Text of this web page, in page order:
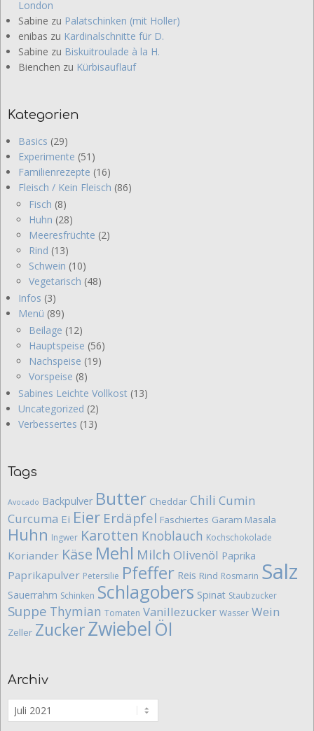
London
Sabine zu Palatschinken (mit Holler)
enibas zu Kardinalschnitte für D.
Sabine zu Biskuitroulade à la H.
Bienchen zu Kürbisauflauf
Kategorien
Basics (29)
Experimente (51)
Familienrezepte (16)
Fleisch / Kein Fleisch (86)
Fisch (8)
Huhn (28)
Meeresfrüchte (2)
Rind (13)
Schwein (10)
Vegetarisch (48)
Infos (3)
Menü (89)
Beilage (12)
Hauptspeise (56)
Nachspeise (19)
Vorspeise (8)
Sabines Leichte Vollkost (13)
Uncategorized (2)
Verbessertes (13)
Tags
Avocado Backpulver Butter Cheddar Chili Cumin
Curcuma Ei Eier Erdäpfel Faschiertes Garam Masala
Huhn Ingwer Karotten Knoblauch Kochschokolade
Koriander Käse Mehl Milch Olivenöl Paprika
Paprikapulver Petersilie Pfeffer Reis Rind Rosmarin Salz
Sauerrahm Schinken Schlagobers Spinat Staubzucker
Suppe Thymian Tomaten Vanillezucker Wasser Wein
Zeller ZuckerZwiebel Öl
Archiv
Archiv